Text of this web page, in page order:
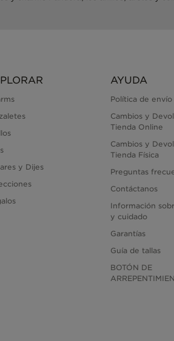
y Dijes
AYUDA
Política de envío
Cambios y
Tienda Online
Cambios y
Tienda Física
Preguntas
Contáctanos
Información
y cuidado
Garantías
Guía de tallas
BOTÓN DE